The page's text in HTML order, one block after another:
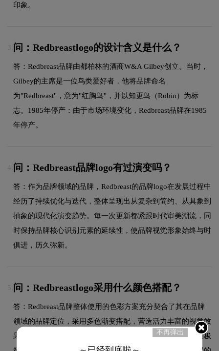
印象。
3. 问：Redbreastlogo的设计含义是什么？
答：Redbreast品牌由都柏林的酒商W&A Gilbey创立。当时，
Gilbey的主席是一位鸟类爱好者，他将品牌命名
为"Redbreast"，意为"红胸鸟"，并以知更鸟（Robin）为标
志。1985年停产：由于市场环境变化，Redbreast品牌在1985
年停产。
4. 问：Redbreast品牌logo有过演变吗？
答：作为品牌领域的品牌，Redbreast的品牌logo在发展过程中
经历了持续优化与迭代，整体呈现出从复杂到简约、从具象到
抽象的现代化演变趋势。每一次更新都紧跟时代审美潮流，同
时保持品牌核心识别元素的延续性，使品牌视觉形象始终与时
俱进，历久弥新。
5. 问：Redbreastlogo采用什么颜色搭配？
答：Redbreast品牌整体使用的色彩方案充分契合了其在品牌
领域的品牌定位，采用多色渐变搭配，营造活力丰富的视觉效
果，展现品牌年轻化的态度。这种色彩选择既传递了品牌的极
不再弹出